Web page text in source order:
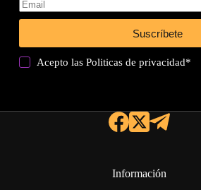
Suscríbete
Acepto lasPoliticas de privacidad*
Información